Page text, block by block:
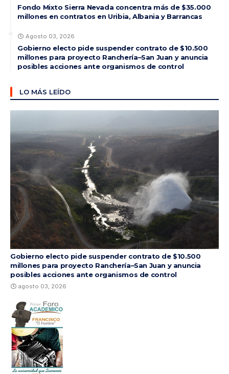
Fondo Mixto Sierra Nevada concentra más de $35.000
millones en contratos en Uribia, Albania y Barrancas
Agosto 03, 2026
Gobierno electo pide suspender contrato de $10.500
millones para proyecto Ranchería–San Juan y anuncia
posibles acciones ante organismos de control
LO MÁS LEÍDO
Gobierno electo pide suspender contrato de $10.500
millones para proyecto Ranchería–San Juan y anuncia
posibles acciones ante organismos de control
agosto 03, 2026